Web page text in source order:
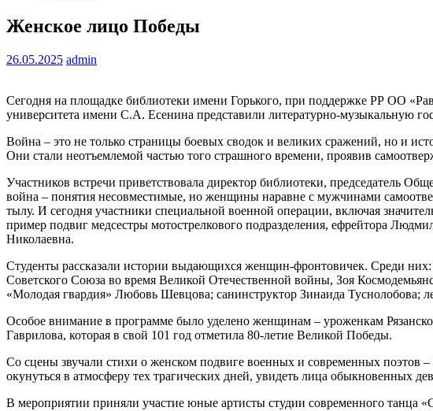
Женское лицо Победы
26.05.2025 admin
Сегодня на площадке библиотеки имени Горького, при поддержке РР ОО
университета имени С.А. Есенина представили литературно-
Война – это не только страницы боевых сводок и великих сражений, но и
Они стали неотъемлемой частью того страшного времени, проявив
Участников встречи приветствовала директор библиотеки, председатель
война – понятия несовместимые, но женщины наравне с мужчинами
тылу. И сегодня участники специальной военной операции, включая
пример подвиг медсестры мотострелкового подразделения, ефрейтора
Николаевна.
Студенты рассказали истории выдающихся женщин-фронтовичек. Среди
Советского Союза во время Великой Отечественной войны, Зоя
«Молодая гвардия» Любовь Шевцова; санинструктор Зинаида Туснолобова;
Особое внимание в программе было уделено женщинам – уроженкам
Гаврилова, которая в свой 101 год отметила 80-летие Великой Победы.
Со сцены звучали стихи о женском подвиге военных и современных
окунуться в атмосферу тех трагических дней, увидеть лица обыкновенных
В мероприятии приняли участие юные артисты студии современного танца